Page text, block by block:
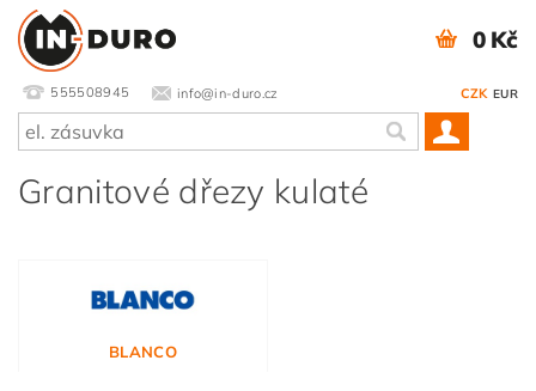
555508945 info@in-duro.cz CZK EUR
0 Kč
Granitové dřezy kulaté
BLANCO